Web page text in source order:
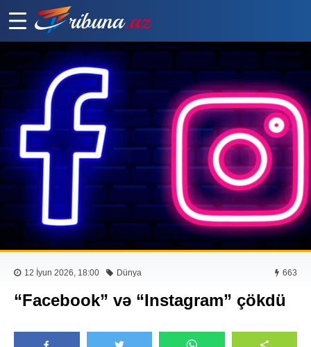
12 İyun 2026, 18:00 Dünya 663
“Facebook” və “Instagram” çökdü